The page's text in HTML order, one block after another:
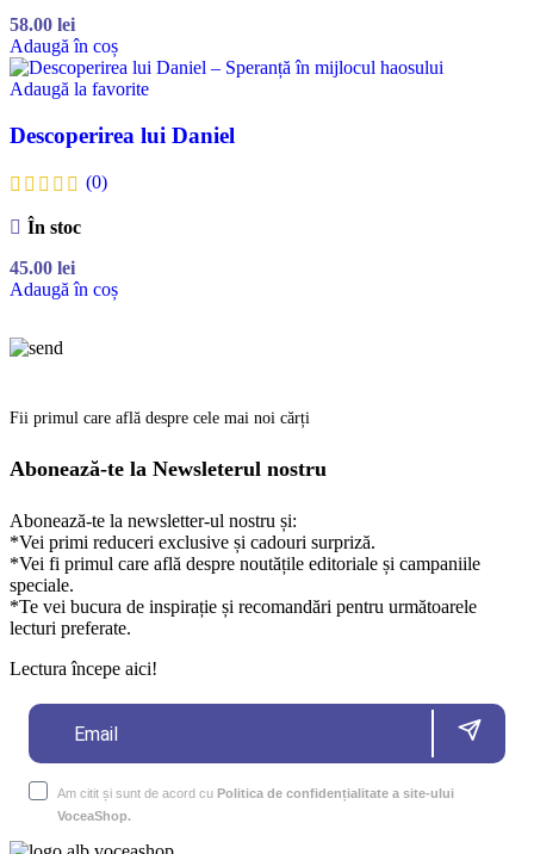
58.00 lei
Adaugă în coș
Adaugă la favorite
Descoperirea lui Daniel
(0)
În stoc
45.00 lei
Adaugă în coș
Fii primul care află despre cele mai noi cărți
Abonează-te la Newsleterul nostru
Abonează-te la newsletter-ul nostru și:
*Vei primi reduceri exclusive și cadouri surpriză.
*Vei fi primul care află despre noutățile editoriale și campaniile
speciale.
*Te vei bucura de inspirație și recomandări pentru următoarele
lecturi preferate.
Lectura începe aici!
Am citit și sunt de acord cu Politica de confidențialitate a site-ului
VoceaShop.